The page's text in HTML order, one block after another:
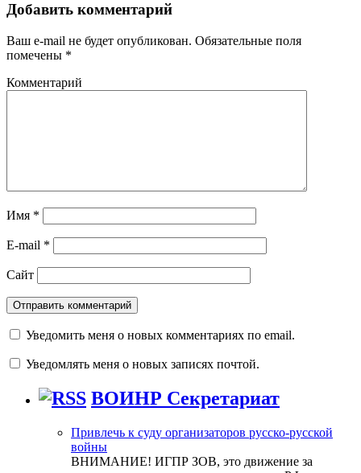
Добавить комментарий
Ваш e-mail не будет опубликован. Обязательные поля
помечены *
Комментарий
Имя *
E-mail *
Сайт
Уведомить меня о новых комментариях по email.
Уведомлять меня о новых записях почтой.
ВОИНР Секретариат
Привлечь к суду организаторов русско-русской
войны
ВНИМАНИЕ! ИГПР ЗОВ, это движение за